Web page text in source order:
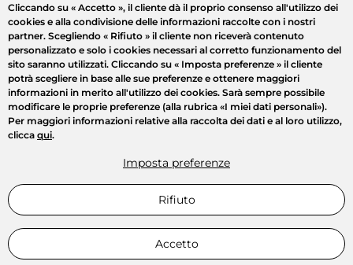
Cliccando su « Accetto », il cliente dà il proprio consenso all'utilizzo dei
cookies e alla condivisione delle informazioni raccolte con i nostri
partner. Scegliendo « Rifiuto » il cliente non riceverà contenuto
personalizzato e solo i cookies necessari al corretto funzionamento del
sito saranno utilizzati. Cliccando su « Imposta preferenze » il cliente
potrà scegliere in base alle sue preferenze e ottenere maggiori
informazioni in merito all'utilizzo dei cookies. Sarà sempre possibile
modificare le proprie preferenze (alla rubrica «I miei dati personali»).
Per maggiori informazioni relative alla raccolta dei dati e al loro utilizzo,
clicca qui.
Imposta preferenze
Rifiuto
Accetto